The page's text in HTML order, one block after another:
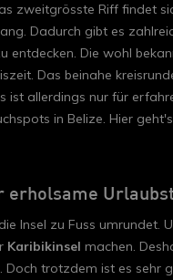
zweitgrösste Riff findet
Dadurch gibt es
Die wohl
Das beinahe
ist allerdings nur für
in Belize. Hier
erholsame
Insel zu Fuss
Karibikinsel machen.
. Doch trotzdem ist es sehr